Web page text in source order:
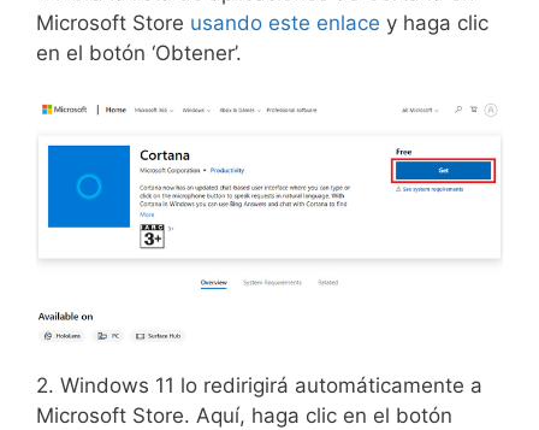
Microsoft Store usando este enlace y haga clic
en el botón ‘Obtener’.
2. Windows 11 lo redirigirá automáticamente a
Microsoft Store. Aquí, haga clic en el botón